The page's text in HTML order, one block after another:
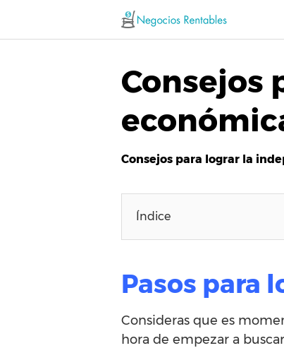
contenido
Consejos
Consejos para lograr la
Índice
Pasos para
Consideras que es
hora de empezar a